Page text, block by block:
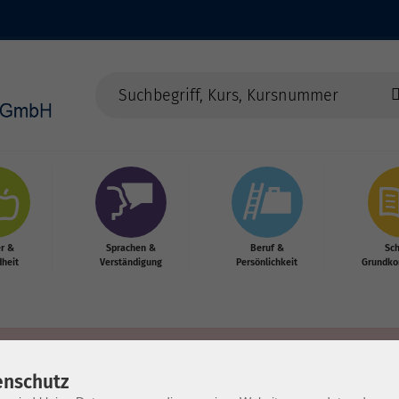
&
Sprachen &
Verständigung
Beruf &
Persönlichkeit